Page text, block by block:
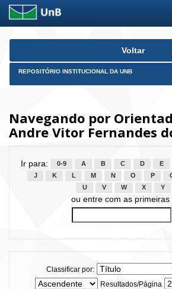
Skip
Voltar
REPOSITÓRIO INSTITUCIONAL DA UNB
Navegando por
Andre Vitor Fernandes
Ir para: 0-9 A B C D E
J
K L M N O P
U
V W X Y
ou entre com as primeiras
Classificar por:
Resultados/Página